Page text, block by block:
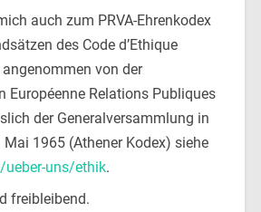
auch zum PRVA-Ehrenkodex
des Code d’Ethique
von der
Européenne Relations Publiques
der Generalversammlung in
1965 (Athener Kodex) siehe
uns/ethik.
freibleibend.